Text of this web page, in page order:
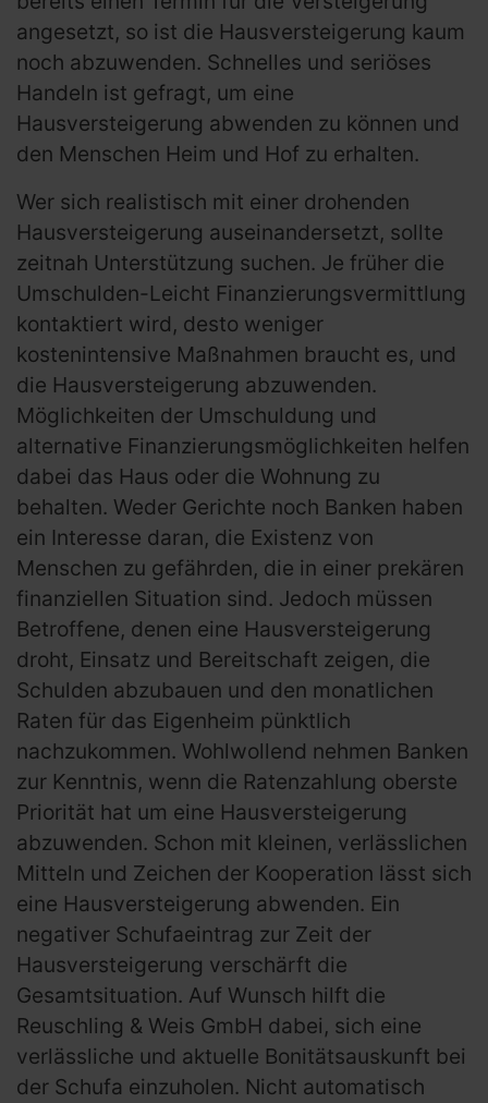
angesetzt, so ist die Hausversteigerung kaum
noch abzuwenden. Schnelles und seriöses
Handeln ist gefragt, um eine
Hausversteigerung abwenden zu können und
den Menschen Heim und Hof zu erhalten.
Wer sich realistisch mit einer drohenden
Hausversteigerung auseinandersetzt, sollte
zeitnah Unterstützung suchen. Je früher die
Umschulden-Leicht Finanzierungsvermittlung
kontaktiert wird, desto weniger
kostenintensive Maßnahmen braucht es, und
die Hausversteigerung abzuwenden.
Möglichkeiten der Umschuldung und
alternative Finanzierungsmöglichkeiten helfen
dabei das Haus oder die Wohnung zu
behalten. Weder Gerichte noch Banken haben
ein Interesse daran, die Existenz von
Menschen zu gefährden, die in einer prekären
finanziellen Situation sind. Jedoch müssen
Betroffene, denen eine Hausversteigerung
droht, Einsatz und Bereitschaft zeigen, die
Schulden abzubauen und den monatlichen
Raten für das Eigenheim pünktlich
nachzukommen. Wohlwollend nehmen Banken
zur Kenntnis, wenn die Ratenzahlung oberste
Priorität hat um eine Hausversteigerung
abzuwenden. Schon mit kleinen, verlässlichen
Mitteln und Zeichen der Kooperation lässt sich
eine Hausversteigerung abwenden. Ein
negativer Schufaeintrag zur Zeit der
Hausversteigerung verschärft die
Gesamtsituation. Auf Wunsch hilft die
Reuschling & Weis GmbH dabei, sich eine
verlässliche und aktuelle Bonitätsauskunft bei
der Schufa einzuholen. Nicht automatisch